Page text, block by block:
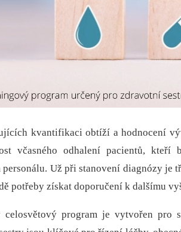
kvantifikaci obtíží a hodnocení
včasného odhalení pacientů,
Už při stanovení diagnózy je
potřeby získat doporučení k dalšímu
celosvětový program je vytvořen pro